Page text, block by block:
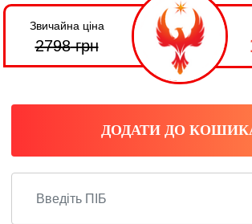
Звичайна ціна
2798грн
ДОДАТИ ДО